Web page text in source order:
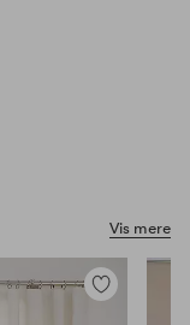
Vis mere
Tilføj